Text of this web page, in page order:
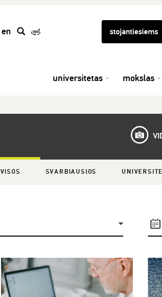
en stojantiesiems
universitetas mokslas
VISOS SVARBIAUSIOS